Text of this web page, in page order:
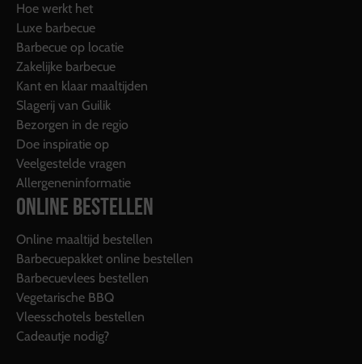
Hoe werkt het
Luxe barbecue
Barbecue op locatie
Zakelijke barbecue
Kant en klaar maaltijden
Slagerij van Guilik
Bezorgen in de regio
Doe inspiratie op
Veelgestelde vragen
Allergeneninformatie
ONLINE BESTELLEN
Online maaltijd bestellen
Barbecuepakket online bestellen
Barbecuevlees bestellen
Vegetarische BBQ
Vleesschotels bestellen
Cadeautje nodig?